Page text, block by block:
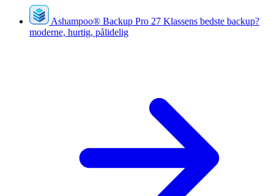
Ashampoo® Backup Pro 27 Klassens bedste backup?
moderne, hurtig, pålidelig